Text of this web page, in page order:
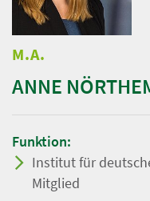
M.A.
ANNE
Funktion:
Institut für
Mitglied